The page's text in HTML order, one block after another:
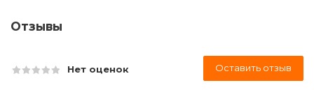
Отзывы
Нет оценок Оставить отзыв